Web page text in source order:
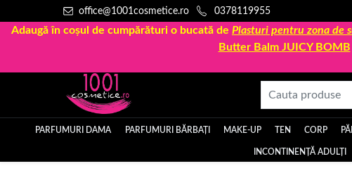
office@1001cosmetice.ro 0378119955
Adaugă în coșul de cumpărături o bucată de Plasturi pentru zona de
Butter Balm JUICY BOMB
PARFUMURI DAMA PARFUMURI BĂRBAȚI MAKE-UP TEN CORP
INCONTINENȚĂ ADULȚI